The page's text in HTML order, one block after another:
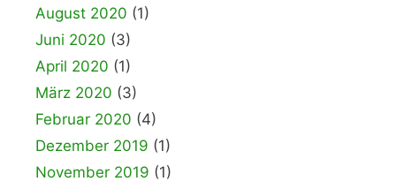
August 2020 (1)
Juni 2020 (3)
April 2020 (1)
März 2020 (3)
Februar 2020 (4)
Dezember 2019 (1)
November 2019 (1)